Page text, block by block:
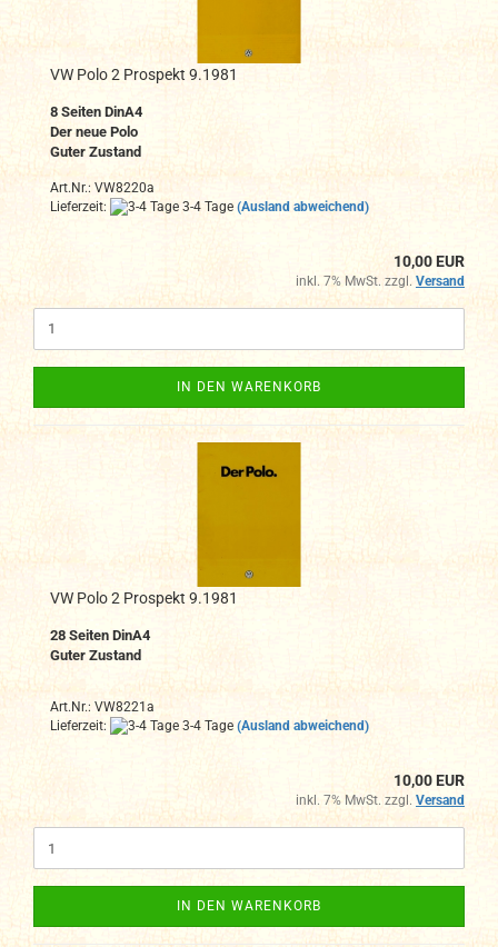
VW Polo 2 Prospekt 9.1981
8 Seiten DinA4
Der neue Polo
Guter Zustand
Art.Nr.: VW8220a
Lieferzeit:
3-4 Tage (Ausland abweichend)
10,00 EUR
inkl. 7% MwSt. zzgl. Versand
IN DEN WARENKORB
VW Polo 2 Prospekt 9.1981
28 Seiten DinA4
Guter Zustand
Art.Nr.: VW8221a
Lieferzeit:
3-4 Tage (Ausland abweichend)
10,00 EUR
inkl. 7% MwSt. zzgl. Versand
IN DEN WARENKORB